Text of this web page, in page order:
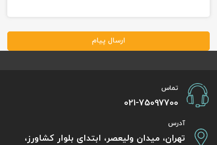
ارسال پیام
تماس
021-75097700
آدرس
تهران، میدان ولیعصر، ابتدای بلوار کشاورز،